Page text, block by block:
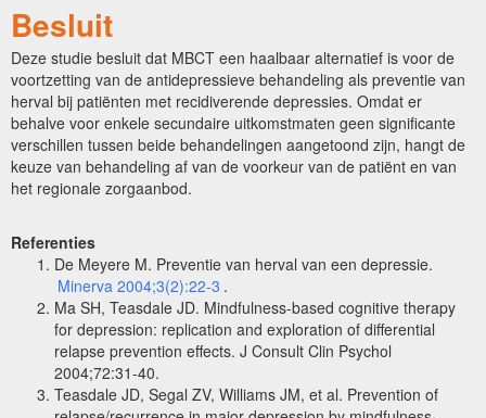
Besluit
Deze studie besluit dat MBCT een haalbaar alternatief is voor de
voortzetting van de antidepressieve behandeling als preventie van
herval bij patiënten met recidiverende depressies. Omdat er
behalve voor enkele secundaire uitkomstmaten geen significante
verschillen tussen beide behandelingen aangetoond zijn, hangt de
keuze van behandeling af van de voorkeur van de patiënt en van
het regionale zorgaanbod.
Referenties
De Meyere M. Preventie van herval van een depressie.
Minerva 2004;3(2):22-3 .
Ma SH, Teasdale JD. Mindfulness-based cognitive therapy
for depression: replication and exploration of differential
relapse prevention effects. J Consult Clin Psychol
2004;72:31-40.
Teasdale JD, Segal ZV, Williams JM, et al. Prevention of